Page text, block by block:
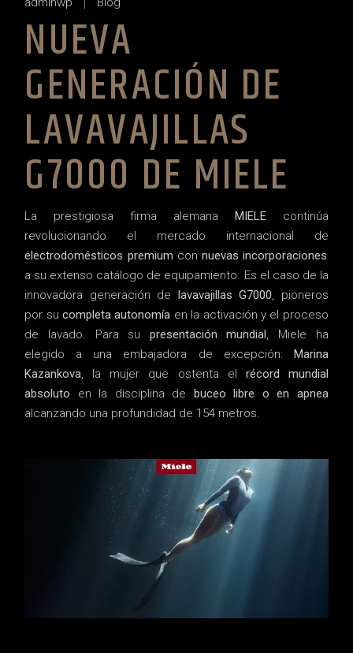
NUEVA
GENERACIÓN DE
LAVAVAJILLAS
G7000 DE MIELE
La prestigiosa firma alemana MIELEcontinúa
revolucionando el mercado internacional de
electrodomésticos premium connuevas incorporaciones
a su extenso catálogo de equipamiento. Es el caso de la
innovadora generación de lavavajillas G7000, pioneros
por sucompleta autonomía en la activación y el proceso
de lavado. Para su presentación mundial, Miele ha
elegido a una embajadora de excepción: Marina
Kazankova, la mujer que ostenta el récord mundial
absoluto en la disciplina de buceo libre o en apnea
alcanzando una profundidad de 154 metros.